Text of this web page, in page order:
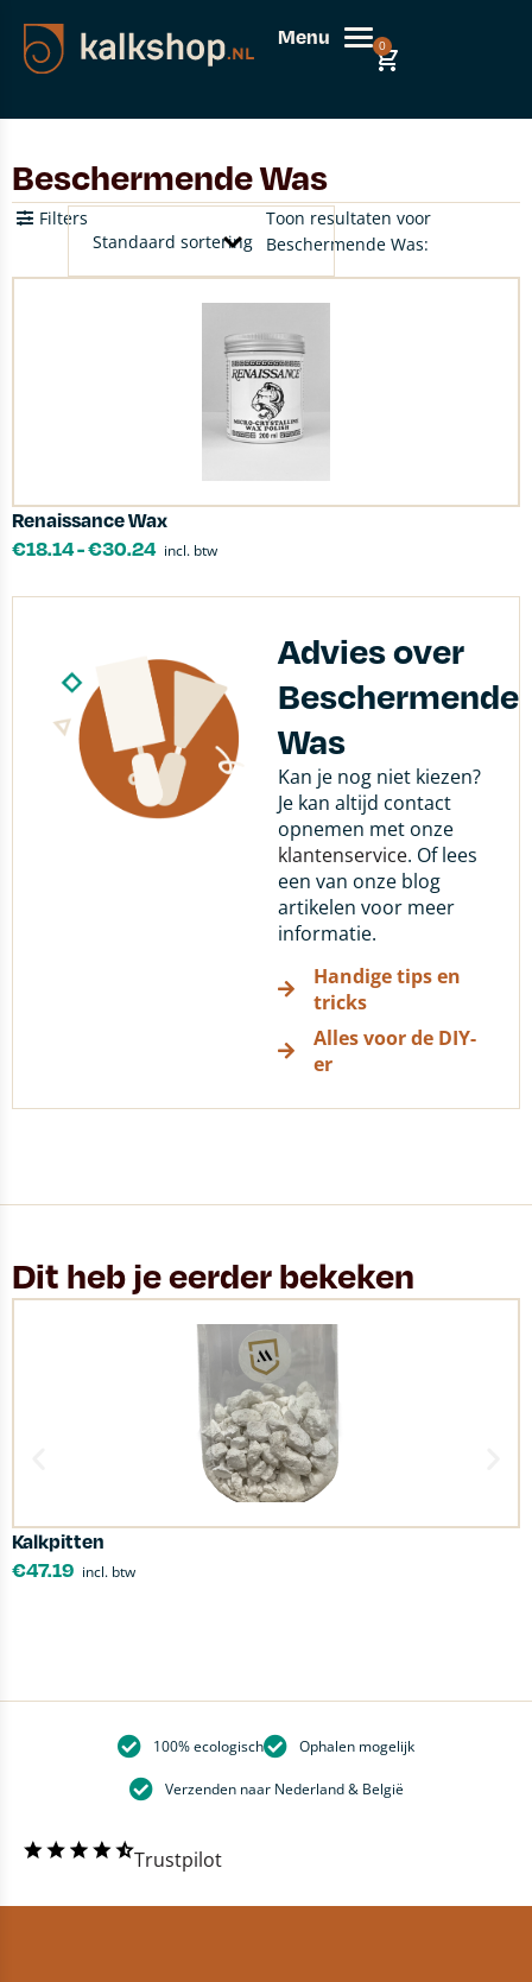
Menu 0
Beschermende Was
Toon resultaten voor
Beschermende Was:
Filters
Renaissance Wax
€18.14-€30.24 incl. btw
Advies over
Beschermende
Was
Kan je nog niet kiezen?
Je kan altijd contact
opnemen met onze
klantenservice. Of lees
een van onze blog
artikelen voor meer
informatie.
Handige tips en
tricks
Alles voor de DIY-
er
Dit heb je eerder bekeken
Kalkpitten
€47.19 incl. btw
100% ecologisch Ophalen mogelijk
Verzenden naar Nederland & België
Trustpilot